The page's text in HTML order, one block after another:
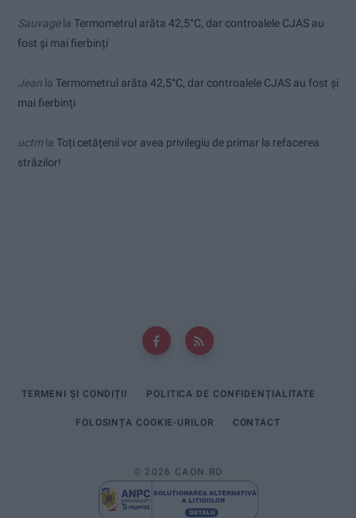
Sauvagela Termometrul arăta 42,5°C, dar controalele CJAS au
fost și mai fierbinți
Jean la Termometrul arăta 42,5°C, dar controalele CJAS au fost și
mai fierbinți
uctmla Toți cetățenii vor avea privilegiu de primar la refacerea
străzilor!
TERMENI ȘI CONDIȚII POLITICA DE CONFIDENȚIALITATE
FOLOSINȚA COOKIE-URILOR CONTACT
© 2026 CAON.RO